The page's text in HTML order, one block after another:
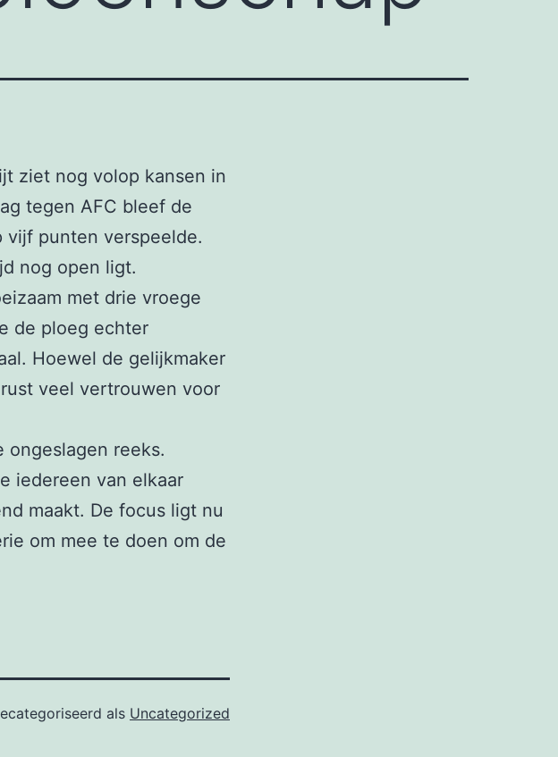
ziet nog volop kansen in
tegen AFC bleef de
vijf punten verspeelde.
nog open ligt.
met drie vroege
de ploeg echter
Hoewel de gelijkmaker
veel vertrouwen voor
ongeslagen reeks.
iedereen van elkaar
maakt. De focus ligt nu
om mee te doen om de
als Uncategorized